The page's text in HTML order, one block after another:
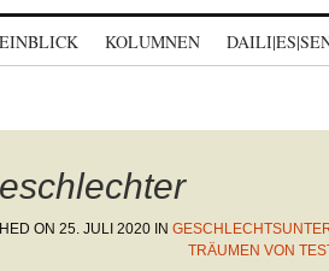
KOLUMNEN
ON 25. JULI 2020 IN
TRÄUMEN VON